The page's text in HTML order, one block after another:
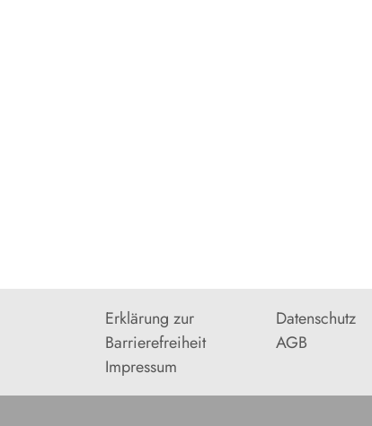
Erklärung zur
Barrierefreiheit
Impressum
Datenschutz
AGB